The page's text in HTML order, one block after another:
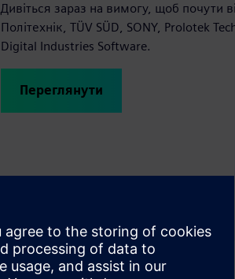
Дивіться зараз на вимогу, щоб почути
Політехнік, TÜV SÜD, SONY, Prolotek
Digital Industries Software.
Переглянути